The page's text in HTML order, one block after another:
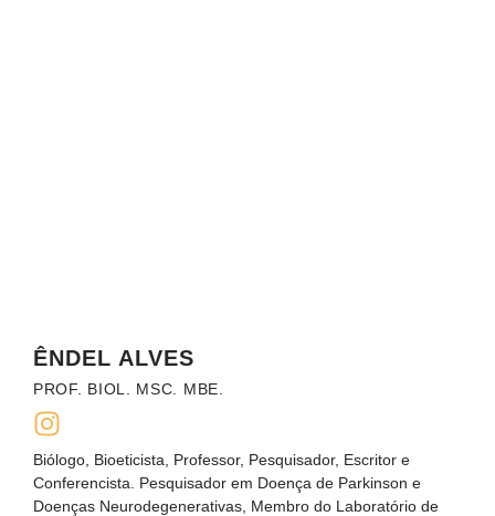
ÊNDEL ALVES
PROF. BIOL. MSC. MBE.
Biólogo, Bioeticista, Professor, Pesquisador, Escritor e
Conferencista. Pesquisador em Doença de Parkinson e
Doenças Neurodegenerativas, Membro do Laboratório de